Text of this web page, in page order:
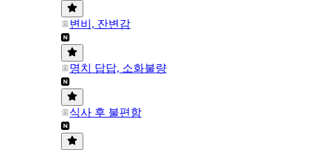
변비, 잔변감
명치 답답, 소화불량
식사 후 불편함